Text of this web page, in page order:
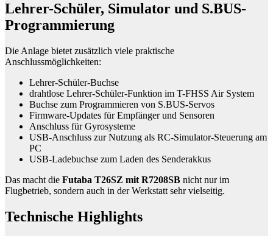
Lehrer-Schüler, Simulator und S.BUS-
Programmierung
Die Anlage bietet zusätzlich viele praktische
Anschlussmöglichkeiten:
Lehrer-Schüler-Buchse
drahtlose Lehrer-Schüler-Funktion im T-FHSS Air System
Buchse zum Programmieren von S.BUS-Servos
Firmware-Updates für Empfänger und Sensoren
Anschluss für Gyrosysteme
USB-Anschluss zur Nutzung als RC-Simulator-Steuerung am
PC
USB-Ladebuchse zum Laden des Senderakkus
Das macht die Futaba T26SZ mit R7208SB nicht nur im
Flugbetrieb, sondern auch in der Werkstatt sehr vielseitig.
Technische Highlights